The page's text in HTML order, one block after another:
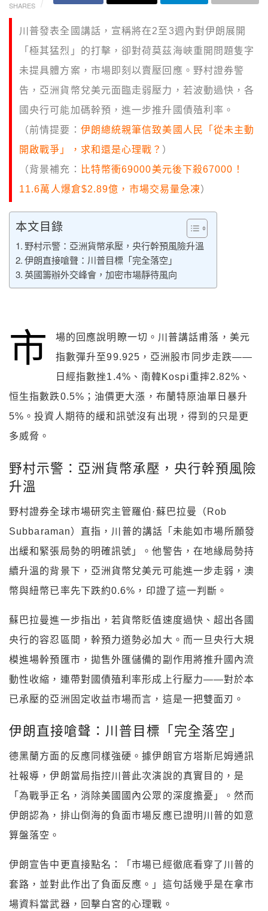
SHARES
川普發表全國講話，宣稱將在2至3週內對伊朗展開
「極其猛烈」的打擊，卻對荷莫茲海峽重開問題隻字
未提具體方案，市場即刻以賣壓回應。野村證券警
告，亞洲貨幣兌美元面臨走弱壓力，若波動過快，各
國央行可能加碼幹預，進一步推升國債殖利率。
（前情提要： 伊朗總統親筆信致美國人民「從未主動
開啟戰爭」，求和還是心理戰？ ）
（背景補充：
比特幣衝69000美元後下殺67000！
11.6萬人爆倉$2.89億，市場交易量急凍）
本文目錄
野村示警：亞洲貨幣承壓，央行幹預風險升溫
伊朗直接嗆聲：川普目標「完全落空」
英國籌辦外交峰會，加密市場靜待風向
市
場的回應說明瞭一切。川普講話甫落，美元
指數彈升至99.925，亞洲股市同步走跌——
日經指數挫1.4%、南韓Kospi重摔2.82%、
恒生指數跌0.5%；油價更大漲，布蘭特原油單日暴升
5%。投資人期待的緩和訊號沒有出現，得到的只是更
多威脅。
野村示警：亞洲貨幣承壓，央行幹預風險
升溫
野村證券全球市場研究主管羅伯·蘇巴拉曼（Rob
Subbaraman）直指，川普的講話「未能如市場所願發
出緩和緊張局勢的明確訊號」。他警告，在地緣局勢持
續升溫的背景下，亞洲貨幣兌美元可能進一步走弱，澳
幣與紐幣已率先下跌約0.6%，印證了這一判斷。
蘇巴拉曼進一步指出，若貨幣貶值速度過快、超出各國
央行的容忍區間，幹預力道勢必加大。而一旦央行大規
模進場幹預匯市，拋售外匯儲備的副作用將推升國內流
動性收縮，連帶對國債殖利率形成上行壓力——對於本
已承壓的亞洲固定收益市場而言，這是一把雙面刃。
伊朗直接嗆聲：川普目標「完全落空」
德黑蘭方面的反應同樣強硬。據伊朗官方塔斯尼姆通訊
社報導，伊朗當局指控川普此次演說的真實目的，是
「為戰爭正名，消除美國國內公眾的深度擔憂」。然而
伊朗認為，排山倒海的負面市場反應已證明川普的如意
算盤落空。
伊朗宣告中更直接點名：「市場已經徹底看穿了川普的
套路，並對此作出了負面反應。」這句話幾乎是在拿市
場資料當武器，回擊白宮的心理戰。